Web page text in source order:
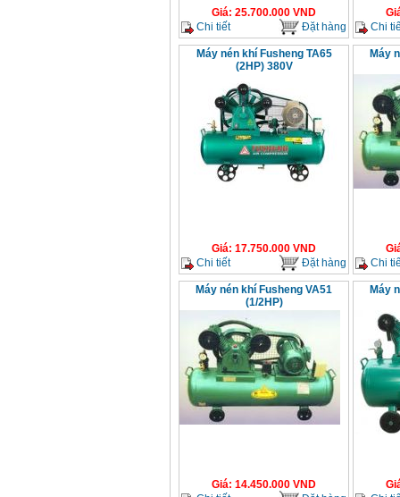
Giá: 25.700.000 VND
Chi tiết
Đặt hàng
Chi
Máy nén khí Fusheng TA65
(2HP) 380V
Giá: 17.750.000 VND
Chi tiết
Đặt hàng
Máy
Chi
Máy nén khí Fusheng VA51
(1/2HP)
Giá: 14.450.000 VND
Máy